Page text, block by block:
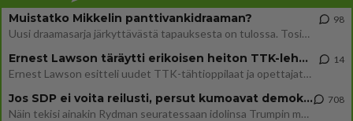
Muistatko Mikkelin panttivankidraaman?
Uusi draamasarja järkyttävästä tapauksesta on tulossa. Tositapahtumiin perustuva sarja ammentaa vuoden 1986 Mikkelin pan
98
Ernest Lawson täräytti erikoisen heiton TTK-lehdistötilaisuudessa: " Onko tässä tarkoituksena...?"
Ernest Lawson esitteli uudet TTK-tähtioppilaat ja opettajat torstaina 6.8. lehdistölle. Tulevalla kaudella on yksi hausk
14
Jos SDP ei voita reilusti, persut kumoavat demokratian Suomesta
Näin tekisi ainakin Rydman seuratessaan idolinsa Trumpin mallia https://www.is.fi/politiikka/art-2000012187244.html
708